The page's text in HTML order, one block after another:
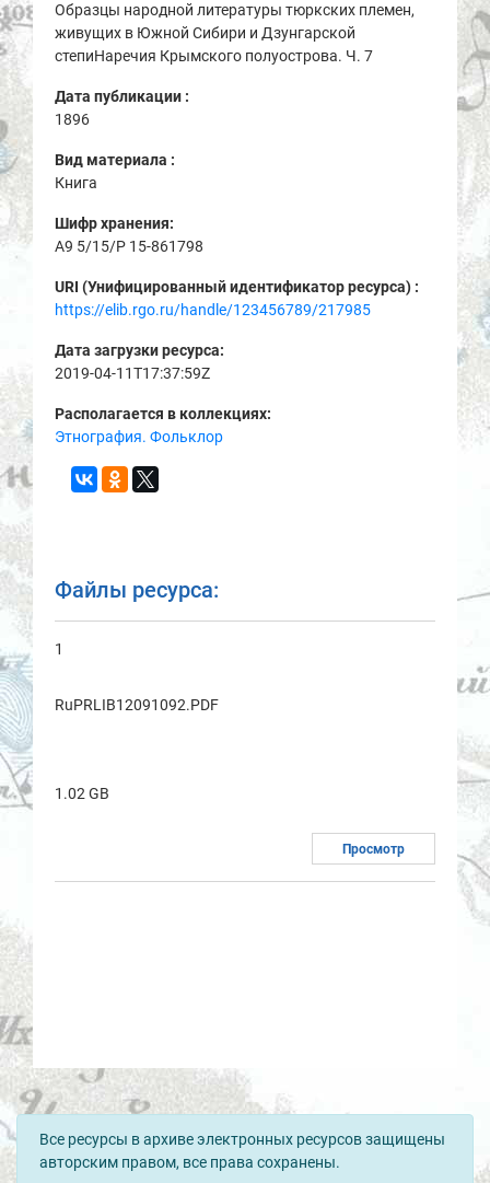
Образцы народной литературы тюркских племен,
живущих в Южной Сибири и Дзунгарской
степиНаречия Крымского полуострова. Ч. 7
Дата публикации :
1896
Вид материала :
Книга
Шифр хранения:
A9 5/15/Р 15-861798
URI (Унифицированный идентификатор ресурса) :
https://elib.rgo.ru/handle/123456789/217985
Дата загрузки ресурса:
2019-04-11T17:37:59Z
Располагается в коллекциях:
Этнография. Фольклор
Файлы ресурса:
1
RuPRLIB12091092.PDF
1.02 GB
Просмотр
Все ресурсы в архиве электронных ресурсов защищены
авторским правом, все права сохранены.